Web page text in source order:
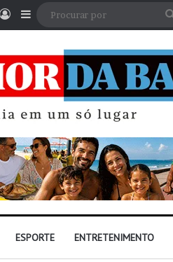
EntrarBarra Lateral
ESPORTE ENTRETENIMENTO